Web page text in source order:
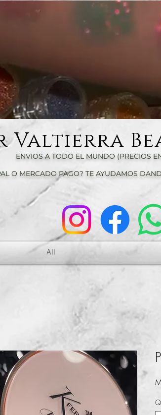
Valtierra
ENVIOS A TODO EL MUNDO (PRECIOS
O MERCADO PAGO? TE AYUDAMOS
All